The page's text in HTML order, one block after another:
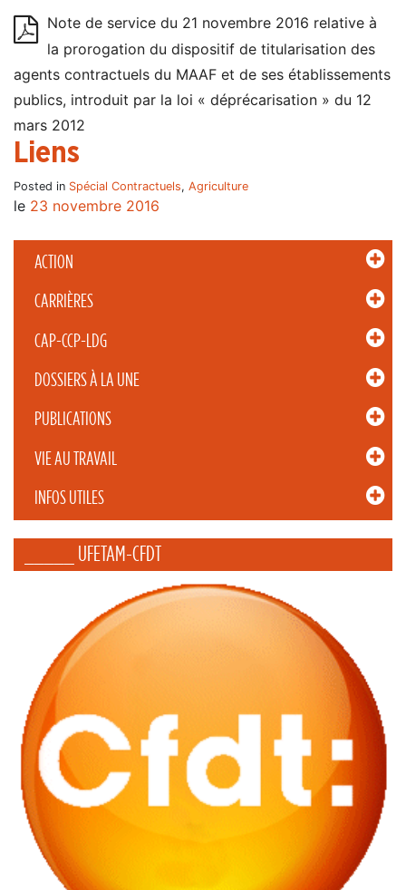
ACTION
CARRIÈRES
CAP-CCP-LDG
DOSSIERS À LA UNE
PUBLICATIONS
VIE AU TRAVAIL
INFOS UTILES
_____ UFETAM-CFDT
Note de service du 21 novembre 2016 relative à
la prorogation du dispositif de titularisation des
agents contractuels du MAAF et de ses établissements
publics, introduit par la loi « déprécarisation » du 12
mars 2012
Liens
Posted in Spécial Contractuels, Agriculture
le 23 novembre 2016